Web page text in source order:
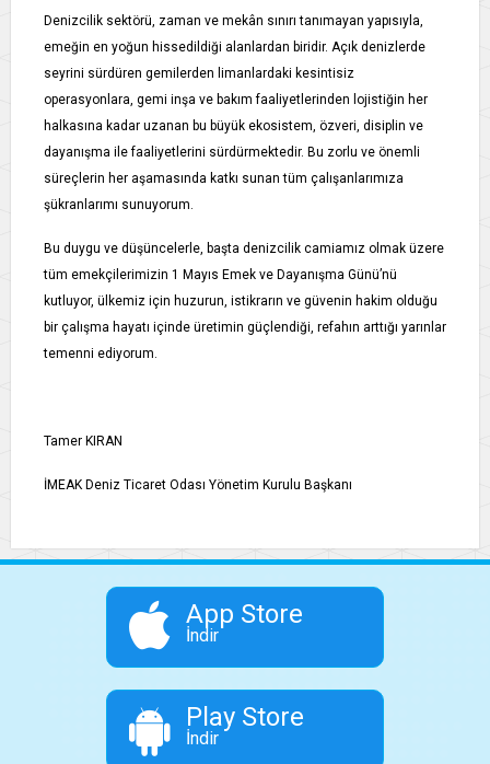
Denizcilik sektörü, zaman ve mekân sınırı tanımayan yapısıyla,
emeğin en yoğun hissedildiği alanlardan biridir. Açık denizlerde
seyrini sürdüren gemilerden limanlardaki kesintisiz
operasyonlara, gemi inşa ve bakım faaliyetlerinden lojistiğin her
halkasına kadar uzanan bu büyük ekosistem, özveri, disiplin ve
dayanışma ile faaliyetlerini sürdürmektedir. Bu zorlu ve önemli
süreçlerin her aşamasında katkı sunan tüm çalışanlarımıza
şükranlarımı sunuyorum.
Bu duygu ve düşüncelerle, başta denizcilik camiamız olmak üzere
tüm emekçilerimizin 1 Mayıs Emek ve Dayanışma Günü’nü
kutluyor, ülkemiz için huzurun, istikrarın ve güvenin hakim olduğu
bir çalışma hayatı içinde üretimin güçlendiği, refahın arttığı yarınlar
temenni ediyorum.
Tamer KIRAN
İMEAK Deniz Ticaret Odası Yönetim Kurulu Başkanı
App Store
İndir
Play Store
İndir